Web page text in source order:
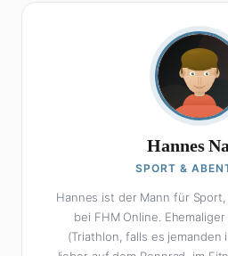
Hannes
SPORT &
Hannes ist der Mann für
bei FHM Online.
(Triathlon, falls es